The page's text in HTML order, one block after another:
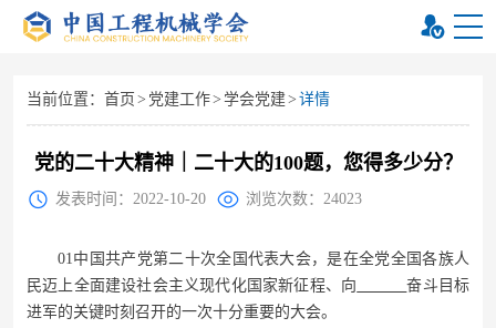
当前位置： 首页 > 党建工作> 学会党建> 详情
党的二十大精神｜二十大的100题，您得多少分？
发表时间：2022-10-20 浏览次数：24023
01中国共产党第二十次全国代表大会，是在全党全国各族人
民迈上全面建设社会主义现代化国家新征程、向
奋斗目标
进军的关键时刻召开的一次十分重要的大会。